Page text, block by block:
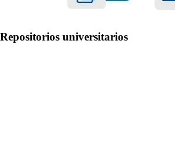
Repositorios universitarios